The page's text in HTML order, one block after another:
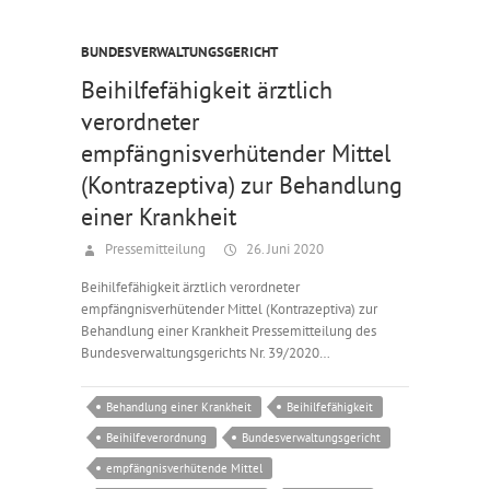
BUNDESVERWALTUNGSGERICHT
Beihilfefähigkeit ärztlich
verordneter
empfängnisverhütender Mittel
(Kontrazeptiva) zur Behandlung
einer Krankheit
Pressemitteilung 26. Juni 2020
Beihilfefähigkeit ärztlich verordneter
empfängnisverhütender Mittel (Kontrazeptiva) zur
Behandlung einer Krankheit Pressemitteilung des
Bundesverwaltungsgerichts Nr. 39/2020…
Behandlung einer Krankheit
Beihilfefähigkeit
Beihilfeverordnung
Bundesverwaltungsgericht
empfängnisverhütende Mittel